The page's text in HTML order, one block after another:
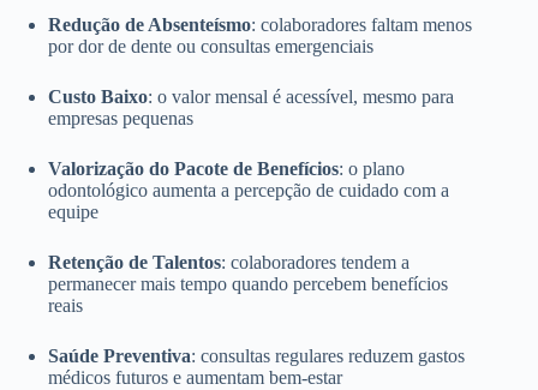
Redução de Absenteísmo: colaboradores faltam menos
por dor de dente ou consultas emergenciais
Custo Baixo: o valor mensal é acessível, mesmo para
empresas pequenas
Valorização do Pacote de Benefícios: o plano
odontológico aumenta a percepção de cuidado com a
equipe
Retenção de Talentos: colaboradores tendem a
permanecer mais tempo quando percebem benefícios
reais
Saúde Preventiva: consultas regulares reduzem gastos
médicos futuros e aumentam bem-estar